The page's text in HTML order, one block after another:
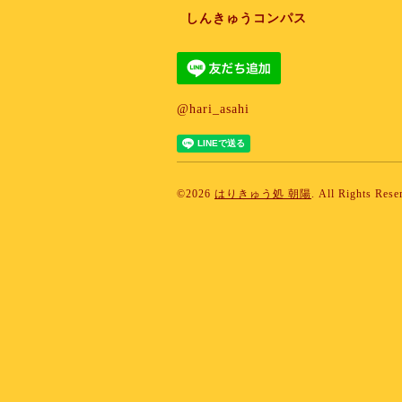
しんきゅうコンパス
@hari_asahi
©2026 はりきゅう処 朝陽. All Rights